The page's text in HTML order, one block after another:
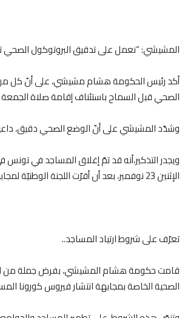
المشيشي: “نعمل على تدقيق البروتوكول الصحي
أكد رئيس الحكومة هشام مشيشي، على أنّ كل من
الصحي قبل السماح باستئناف إقامة صلاة
وشدّد المشيشي على أنّ الوضع الصحي دقيق، داعيا
ويجدر التذكير،أنه قد تمّ إغلاق المساجد في تونس
الإثنين 23 نوفمبر، بعد أن أقرّت اللجنة الوطنيّة لمجابهة فيروس كورونا ذلك، بإستثناء صلاة الجمعة.
تعرّف على شروط ارتياد المساجد..
قامت حكومة هشام المشيشي، بفرض جملة من
الصحية الخاصة بمجابهة انتشار فيروس كورونا